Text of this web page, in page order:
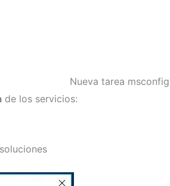
Nueva tarea msconfig
de los servicios: